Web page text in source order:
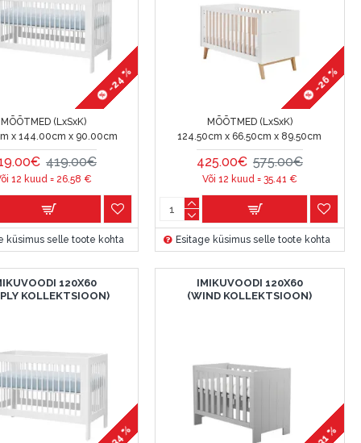
-24 %
MÕÕTMED (LxSxK)
x 144.00cm x 90.00cm
419.00€
12 kuud = 26.58 €
küsimus selle toote kohta
-26 %
MÕÕTMED (LxSxK)
124.50cm x 66.50cm x 89.50cm
425.00€ 575.00€
Või 12 kuud = 35.41 €
Esitage küsimus selle toote kohta
120X60
KOLLEKTSIOON)
IMIKUVOODI 120X60
(WIND KOLLEKTSIOON)